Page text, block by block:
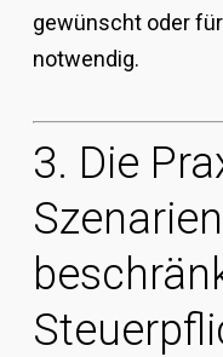
gewünscht oder
notwendig.
3. Die